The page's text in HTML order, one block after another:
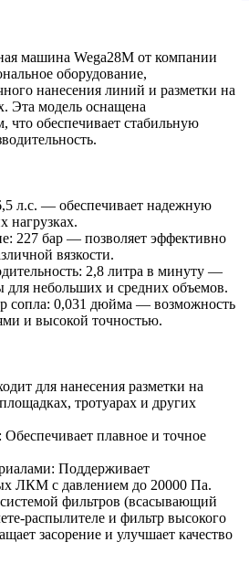
машина Wega28M от компании
оборудование,
нанесения линий и разметки на
Эта модель оснащена
что обеспечивает стабильную
л.с. — обеспечивает надежную
нагрузках.
227 бар — позволяет эффективно
вязкости.
2,8 литра в минуту —
для небольших и средних объемов.
сопла: 0,031 дюйма — возможность
и высокой точностью.
для нанесения разметки на
тротуарах и других
плавное и точное
Поддерживает
ЛКМ с давлением до 20000 Па.
фильтров (всасывающий
распылителе и фильтр высокого
засорение и улучшает качество